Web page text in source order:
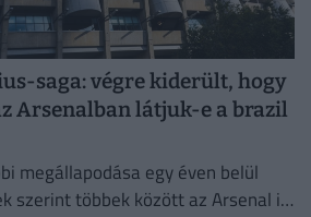
saga: végre kiderült, hogy
Arsenalban látjuk-e a brazil
megállapodása egy éven belül
szerint többek között az Arsenal is